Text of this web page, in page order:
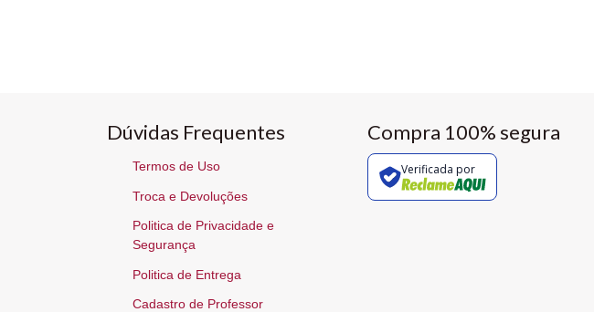
Dúvidas Frequentes
Termos de Uso
Troca e Devoluções
Politica de Privacidade e
Segurança
Politica de Entrega
Cadastro de Professor
Compra 100% segura
Verificada por